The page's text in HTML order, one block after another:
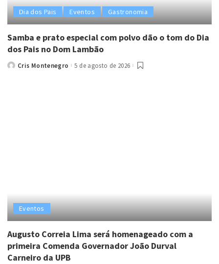
Dia dos Pais Eventos Gastronomia
Samba e prato especial com polvo dão o tom do Dia
dos Pais no Dom Lambão
PostedCris Montenegro 5 de agosto de 2026
Eventos
Augusto Correia Lima será homenageado com a
primeira Comenda Governador João Durval
Carneiro da UPB